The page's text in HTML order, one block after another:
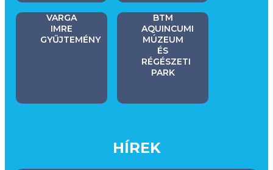
VARGA
IMRE
GYŰJTEMÉNY
BTM
AQUINCUMI
MÚZEUM
ÉS
RÉGÉSZETI
PARK
HÍREK